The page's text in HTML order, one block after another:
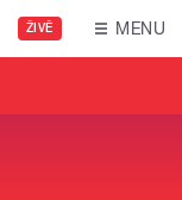
ŽIVĚ MENU